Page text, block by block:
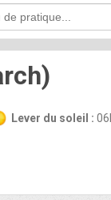
Lever du soleil :